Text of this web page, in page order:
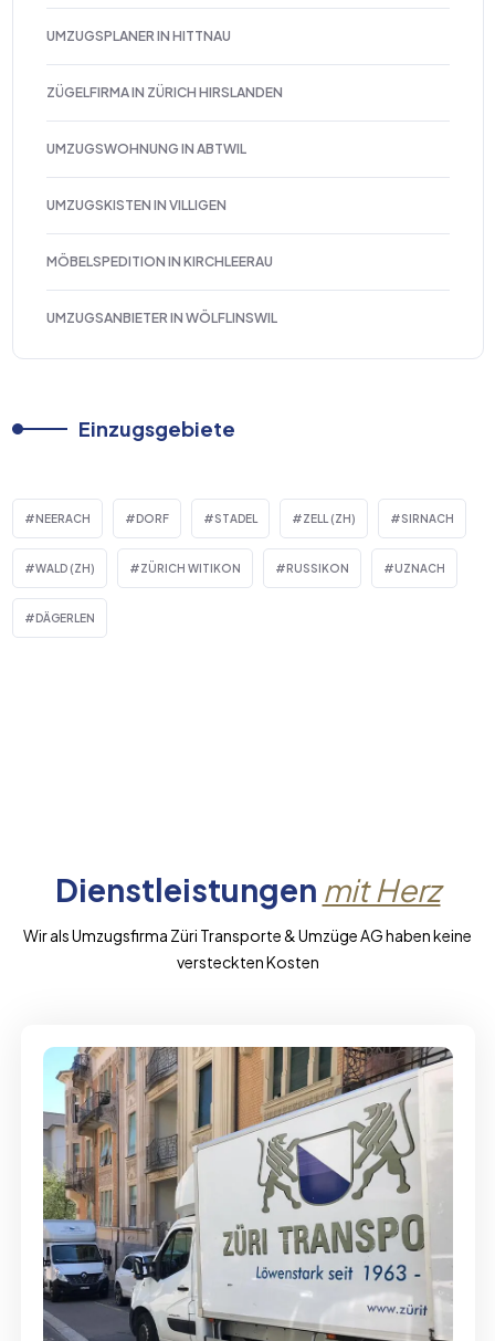
UMZUGSPLANER IN HITTNAU
ZÜGELFIRMA IN ZÜRICH HIRSLANDEN
UMZUGSWOHNUNG IN ABTWIL
UMZUGSKISTEN IN VILLIGEN
MÖBELSPEDITION IN KIRCHLEERAU
UMZUGSANBIETER IN WÖLFLINSWIL
Einzugsgebiete
NEERACH DORF STADEL ZELL (ZH) SIRNACH
WALD (ZH) ZÜRICH WITIKON RUSSIKON UZNACH
DÄGERLEN
Dienstleistungen mit Herz
Wir als Umzugsfirma Züri Transporte & Umzüge AG haben keine
versteckten Kosten